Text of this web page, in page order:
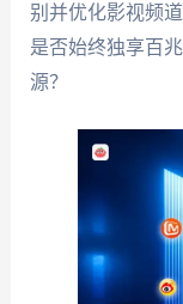
别并优化影视频
是否始终独享百
源？